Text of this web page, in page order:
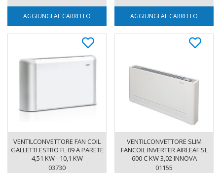
AGGIUNGI AL CARRELLO AGGIUNGI AL CARRELLO
VENTILCONVETTORE FAN COIL
GALLETTI ESTRO FL 09 A PARETE
4,51 KW - 10,1 KW
03730
VENTILCONVETTORE SLIM
FANCOIL INVERTER AIRLEAF SL
600 C KW 3,02 INNOVA
01155